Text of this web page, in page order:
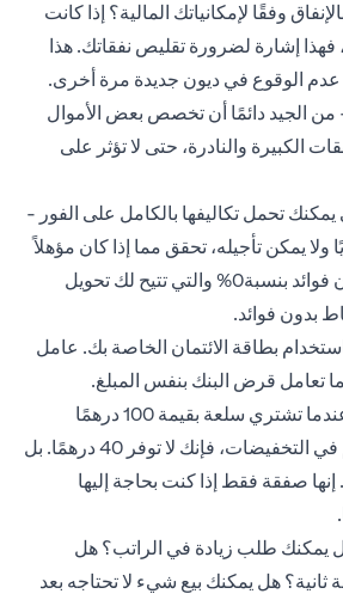
وفقًا لإمكانياتك المالية؟ إذا كانت
إشارة لضرورة تقليص نفقاتك. هذا
الوقوع في ديون جديدة مرة أخرى.
الجيد دائمًا أن تخصص بعض الأموال
الكبيرة والنادرة، حتى لا تؤثر على
تحمل تكاليفها بالكامل على الفور -
ولا يمكن تأجيله، تحقق مما إذا كان مؤهلاً
لصفقات التقسيط بدون فوائد بنسبة0% والتي تتيح لك تحويل
بدون فوائد.
بطاقة الائتمان الخاصة بك. عامل
تعامل قرض البنك بنفس المبلغ.
تجنب عقلية " البيع" - عندما تشتري سلعة بقيمة 100 درهمًا
إماراتيًا بسعر 60 درهم في التخفيضات، فإنك لا توفر 40 درهمًا. بل
إنها صفقة فقط إذا كنت بحاجة إليها
يمكنك طلب زيادة في الراتب؟ هل
هل يمكنك بيع شيء لا تحتاجه بعد